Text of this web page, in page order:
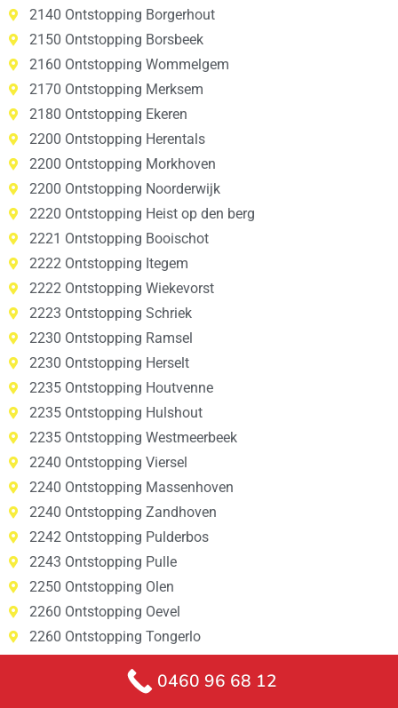
2140 Ontstopping Borgerhout
2150 Ontstopping Borsbeek
2160 Ontstopping Wommelgem
2170 Ontstopping Merksem
2180 Ontstopping Ekeren
2200 Ontstopping Herentals
2200 Ontstopping Morkhoven
2200 Ontstopping Noorderwijk
2220 Ontstopping Heist op den berg
2221 Ontstopping Booischot
2222 Ontstopping Itegem
2222 Ontstopping Wiekevorst
2223 Ontstopping Schriek
2230 Ontstopping Ramsel
2230 Ontstopping Herselt
2235 Ontstopping Houtvenne
2235 Ontstopping Hulshout
2235 Ontstopping Westmeerbeek
2240 Ontstopping Viersel
2240 Ontstopping Massenhoven
2240 Ontstopping Zandhoven
2242 Ontstopping Pulderbos
2243 Ontstopping Pulle
2250 Ontstopping Olen
2260 Ontstopping Oevel
2260 Ontstopping Tongerlo
2260 Ontstopping Zoerle-Parwijs
0460 96 68 12